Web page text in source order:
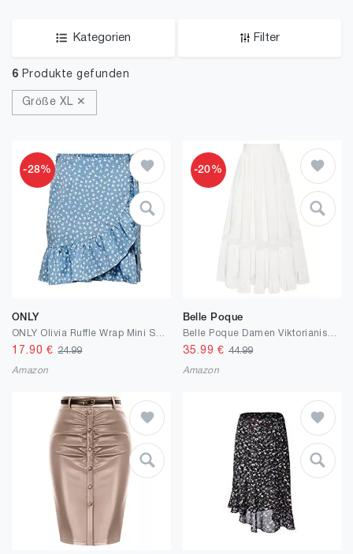
Kategorien Filter
6 Produkte gefunden
Größe XL ✕
-28%
ONLY
17.90 €24.99
Amazon
-20%
Belle Poque
35.99 € 44.99
Amazon